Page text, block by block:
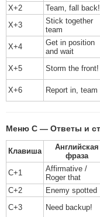
X+2
Team, fall back!
X+3
Stick together
team
X+4
Get in position
and wait
X+5 Storm the front!
X+6 Report in, team
Меню C — Ответы и
Клавиша
Английская
фраза
C+1
Affirmative /
Roger that
C+2
Enemy spotted
C+3
Need backup!